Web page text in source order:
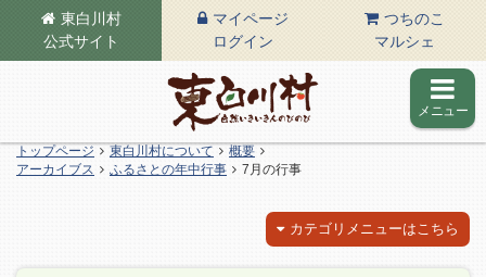
東白川村
公式サイト
マイページ
ログイン
つちのこ
マルシェ
東白川村の公式サイト
メニュー
トップページ 東白川村について
概要
アーカイブス
ふるさとの年中行事 7月の行事
カテゴリメニューはこちら